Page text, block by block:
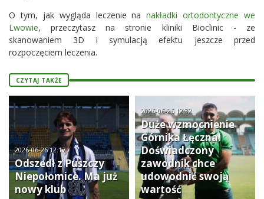
O tym, jak wygląda leczenie nanakładki ortodontyczne we
Lwowie, przeczytasz na stronie kliniki Bioclinic - ze
skanowaniem 3D i symulacją efektu jeszcze przed
rozpoczęciem leczenia.
CZYTAJ TAKŻE
2026-06-26 12:17
Odszedł z Puszczy
Niepołomice. Ma już
nowy klub
2026-06-26 12:32
Duże wzmocnienie
Górnika Łęczna!
Doświadczony
zawodnik chce
udowodnić swoją
wartość